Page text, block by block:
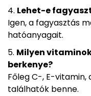
Lehet-e
Igen, a fagyasztás
hatóanyagait.
Milyen
berkenye?
Főleg C-, E-
találhatók benne.